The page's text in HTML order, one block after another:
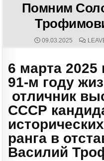
Помним
PUBLISHED
DATE:
09.03.2025
6 марта 2025
91-м году
отличник
СССР
ранга в
Василий